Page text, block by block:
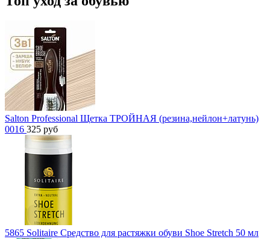
Salton Professional Щетка ТРОЙНАЯ (резина,нейлон+латунь)
0016 325 руб
5865 Solitaire Средство для растяжки обуви Shoe Stretch 50 мл